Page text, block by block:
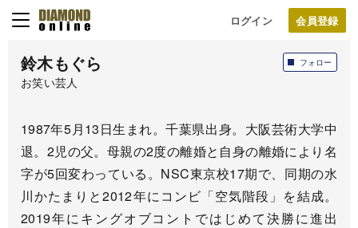
ログイン
フォロー
鈴木もぐら
お笑い芸人
1987年5月13日生まれ。千葉県出身。大阪芸術大学中
退。2児の父。母親の2度の離婚と自身の離婚により名
字が5回変わっている。NSC東京校17期で、同期の水
川かたまりと2012年にコンビ「空気階段」を結成。
2019年にキングオブコントではじめて決勝に進出